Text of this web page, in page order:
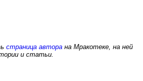
страница автора на Мракотеке, на ней
и статьи.